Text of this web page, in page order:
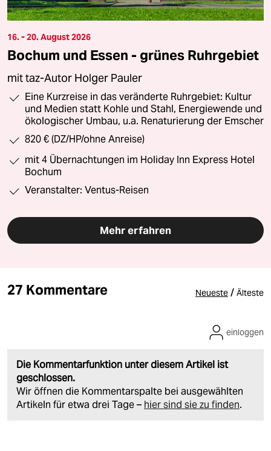
16. - 20. August 2026
Bochum und Essen - grünes Ruhrgebiet
mit taz-Autor Holger Pauler
Eine Kurzreise in das veränderte Ruhrgebiet: Kultur
und Medien statt Kohle und Stahl, Energiewende und
ökologischer Umbau, u.a. Renaturierung der Emscher
820 € (DZ/HP/ohne Anreise)
mit 4 Übernachtungen im Holiday Inn Express Hotel
Bochum
Veranstalter: Ventus-Reisen
Mehr erfahren
27 Kommentare Neueste / Älteste
Die Kommentarfunktion unter diesem Artikel ist
geschlossen.
Wir öffnen die Kommentarspalte bei ausgewählten
Artikeln für etwa drei Tage – hier sind sie zu finden.
einloggen